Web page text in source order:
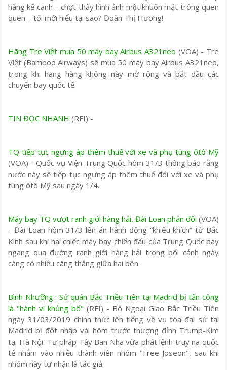
hàng kế cạnh – chợt thấy hình ảnh một khuôn mặt trông quen
quen – tôi mới hiểu tại sao? Đoàn Thị Hương!
Hãng Tre Việt mua 50 máy bay Airbus A321neo (VOA) - Tre
Việt (Bamboo Airways) sẽ mua 50 máy bay Airbus A321neo,
trong khi hãng hàng không này mở rộng và bắt đầu các
chuyến bay quốc tế.
TIN ĐỌC NHANH (RFI) -
TQ tiếp tục ngưng áp thêm thuế với xe và phụ tùng ôtô Mỹ
(VOA) - Quốc vụ Viện Trung Quốc hôm 31/3 thông báo rằng
nước này sẽ tiếp tục ngưng áp thêm thuế đối với xe và phụ
tùng ôtô Mỹ sau ngày 1/4.
Máy bay TQ vượt ranh giới hàng hải, Đài Loan phản đối (VOA)
- Đài Loan hôm 31/3 lên án hành động “khiêu khích” từ Bắc
Kinh sau khi hai chiếc máy bay chiến đấu của Trung Quốc bay
ngang qua đường ranh giới hàng hải trong bối cảnh ngày
càng có nhiều căng thẳng giữa hai bên.
Bình Nhưỡng : Sứ quán Bắc Triều Tiên tại Madrid bị tấn công
là "hành vi khủng bố" (RFI) - Bộ Ngoại Giao Bắc Triều Tiên
ngày 31/03/2019 chính thức lên tiếng về vụ tòa đại sứ tại
Madrid bị đột nhập vài hôm trước thượng đỉnh Trump-Kim
tại Hà Nội. Tư pháp Tây Ban Nha vừa phát lệnh truy nã quốc
tế nhắm vào nhiều thành viên nhóm "Free Joseon", sau khi
nhóm này tự nhận là tác giả.